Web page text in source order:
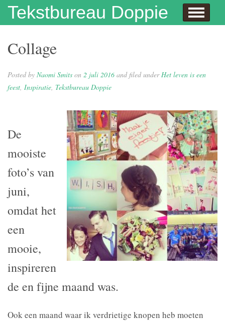
Tekstbureau Doppie
Hallo
Dit doe ik!
Dit doe ik ook!
Enthousiaste opdrachtgevers
Over mij
Publicaties
Wie niet leest is gek
Juf Naomi klapt uit de school
Eh…juf, hoe krijg je eigenlijk kinderen?
Columns
In de media
Contact
Privacybeleid
Collage
Posted by Naomi Smits on 2 juli 2016 and filed underHet leven is een
feest, Inspiratie, Tekstbureau Doppie
De
mooiste
foto’s van
juni,
omdat het
een
mooie,
inspireren
de en fijne maand was.
Ook een maand waar ik verdrietige knopen heb moeten